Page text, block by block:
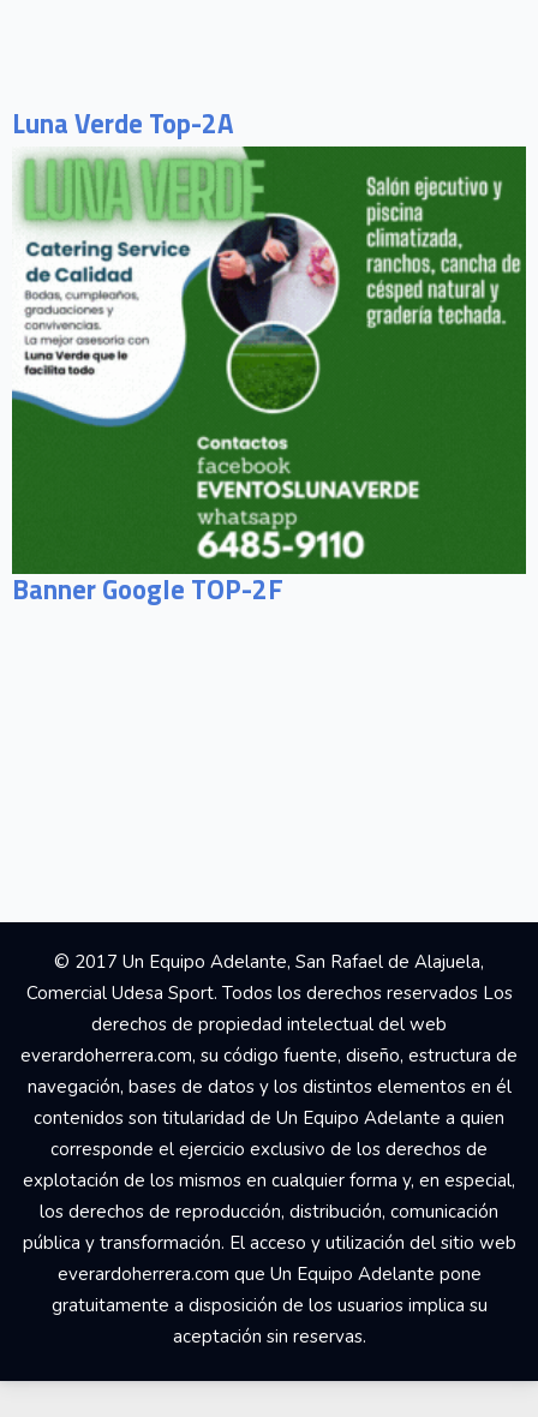
Luna Verde Top-2A
Banner Google TOP-2F
© 2017 Un Equipo Adelante, San Rafael de Alajuela,
Comercial Udesa Sport. Todos los derechos reservados Los
derechos de propiedad intelectual del web
everardoherrera.com, su código fuente, diseño, estructura de
navegación, bases de datos y los distintos elementos en él
contenidos son titularidad de Un Equipo Adelante a quien
corresponde el ejercicio exclusivo de los derechos de
explotación de los mismos en cualquier forma y, en especial,
los derechos de reproducción, distribución, comunicación
pública y transformación. El acceso y utilización del sitio web
everardoherrera.com que Un Equipo Adelante pone
gratuitamente a disposición de los usuarios implica su
aceptación sin reservas.